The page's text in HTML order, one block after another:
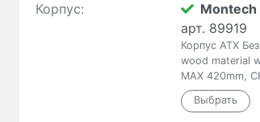
Корпус:
Montech
арт. 89919
Корпус ATX
wood material
MAX 420mm,